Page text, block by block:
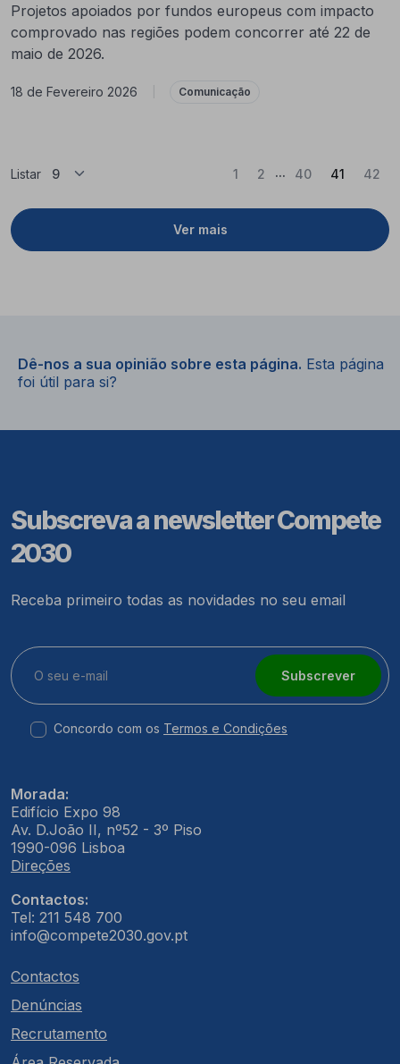
Projetos apoiados por fundos europeus com impacto
comprovado nas regiões podem concorrer até 22 de
maio de 2026.
18 de Fevereiro 2026 Comunicação
Listar
Ver mais
1 2 ... 40 41(Atual)
42
Dê-nos a sua opinião sobre esta página. Esta página
foi útil para si?
Subscreva a newsletter Compete
2030
Receba primeiro todas as novidades no seu email
Subscrever
Concordo com os Termos e Condições
Morada:
Edifício Expo 98
Av. D.João II, nº52 - 3º Piso
1990-096 Lisboa
Direções
Contactos:
Tel: 211 548 700
info@compete2030.gov.pt
Contactos
Denúncias
Recrutamento